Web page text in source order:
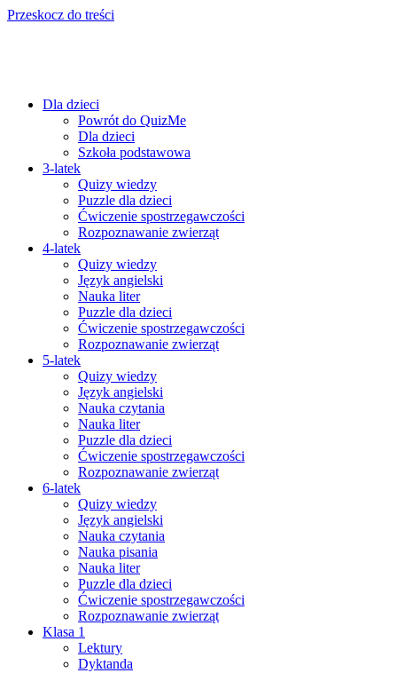
Przeskocz do treści
Dla dzieci
Powrót do QuizMe
Dla dzieci
Szkoła podstawowa
3-latek
Quizy wiedzy
Puzzle dla dzieci
Ćwiczenie spostrzegawczości
Rozpoznawanie zwierząt
4-latek
Quizy wiedzy
Język angielski
Nauka liter
Puzzle dla dzieci
Ćwiczenie spostrzegawczości
Rozpoznawanie zwierząt
5-latek
Quizy wiedzy
Język angielski
Nauka czytania
Nauka liter
Puzzle dla dzieci
Ćwiczenie spostrzegawczości
Rozpoznawanie zwierząt
6-latek
Quizy wiedzy
Język angielski
Nauka czytania
Nauka pisania
Nauka liter
Puzzle dla dzieci
Ćwiczenie spostrzegawczości
Rozpoznawanie zwierząt
Klasa 1
Lektury
Dyktanda